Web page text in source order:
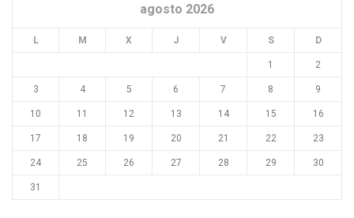
agosto 2026
L M X J V S D
1 2
3 4 5 6 7 8 9
10 11 12 13 14 15 16
17 18 19 20 21 22 23
24 25 26 27 28 29 30
31